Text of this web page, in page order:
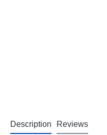
Description Reviews